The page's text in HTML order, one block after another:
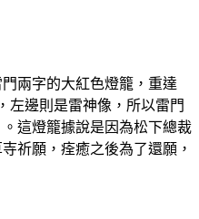
兩字的大紅色燈籠，重達
左邊則是雷神像，所以雷門
這燈籠據說是因為松下總裁
祈願，痊癒之後為了還願，